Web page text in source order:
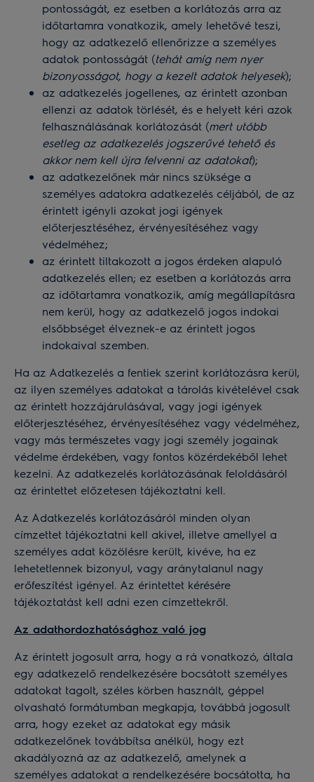
pontosságát, ez esetben a korlátozás arra az
időtartamra vonatkozik, amely lehetővé teszi,
hogy az adatkezelő ellenőrizze a személyes
adatok pontosságát (tehát amíg nem nyer
bizonyosságot, hogy a kezelt adatok helyesek);
az adatkezelés jogellenes, az érintett azonban
ellenzi az adatok törlését, és e helyett kéri azok
felhasználásának korlátozását (mert utóbb
esetleg az adatkezelés jogszerűvé tehető és
akkor nem kell újra felvenni az adatokat);
az adatkezelőnek már nincs szüksége a
személyes adatokra adatkezelés céljából, de az
érintett igényli azokat jogi igények
előterjesztéséhez, érvényesítéséhez vagy
védelméhez;
az érintett tiltakozott a jogos érdeken alapuló
adatkezelés ellen; ez esetben a korlátozás arra
az időtartamra vonatkozik, amíg megállapításra
nem kerül, hogy az adatkezelő jogos indokai
elsőbbséget élveznek-e az érintett jogos
indokaival szemben.
Ha az Adatkezelés a fentiek szerint korlátozásra kerül,
az ilyen személyes adatokat a tárolás kivételével csak
az érintett hozzájárulásával, vagy jogi igények
előterjesztéséhez, érvényesítéséhez vagy védelméhez,
vagy más természetes vagy jogi személy jogainak
védelme érdekében, vagy fontos közérdekéből lehet
kezelni. Az adatkezelés korlátozásának feloldásáról
az érintettet előzetesen tájékoztatni kell.
Az Adatkezelés korlátozásáról minden olyan
címzettet tájékoztatni kell akivel, illetve amellyel a
személyes adat közölésre került, kivéve, ha ez
lehetetlennek bizonyul, vagy aránytalanul nagy
erőfeszítést igényel. Az érintettet kérésére
tájékoztatást kell adni ezen címzettekről.
Az adathordozhatósághoz való jog
Az érintett jogosult arra, hogy a rá vonatkozó, általa
egy adatkezelő rendelkezésére bocsátott személyes
adatokat tagolt, széles körben használt, géppel
olvasható formátumban megkapja, továbbá jogosult
arra, hogy ezeket az adatokat egy másik
adatkezelőnek továbbítsa anélkül, hogy ezt
akadályozná az az adatkezelő, amelynek a
személyes adatokat a rendelkezésére bocsátotta, ha